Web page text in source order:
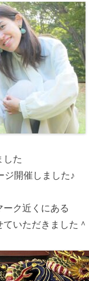
した
ジ開催しました♪
ク近くにある
いただきました